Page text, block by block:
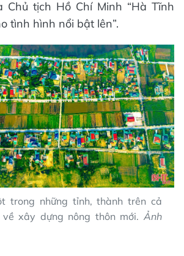
Chủ tịch Hồ Chí Minh “Hà Tĩnh
tình hình nổi bật lên”.
trong những tỉnh, thành trên cả
xây dựng nông thôn mới. Ảnh